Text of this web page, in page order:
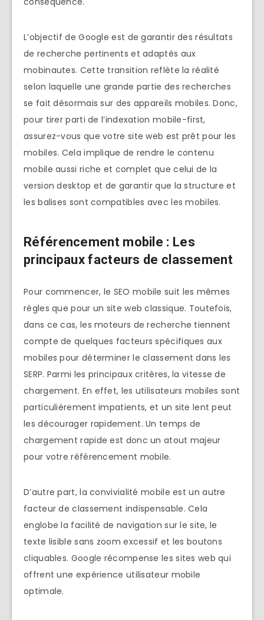
L’objectif de Google est de garantir des résultats
de recherche pertinents et adaptés aux
mobinautes. Cette transition reflète la réalité
selon laquelle une grande partie des recherches
se fait désormais sur des appareils mobiles. Donc,
pour tirer parti de l’indexation mobile-first,
assurez-vous que votre site web est prêt pour les
mobiles. Cela implique de rendre le contenu
mobile aussi riche et complet que celui de la
version desktop et de garantir que la structure et
les balises sont compatibles avec les mobiles.
Référencement mobile : Les
principaux facteurs de classement
Pour commencer, le SEO mobile suit les mêmes
règles que pour un site web classique. Toutefois,
dans ce cas, les moteurs de recherche tiennent
compte de quelques facteurs spécifiques aux
mobiles pour déterminer le classement dans les
SERP. Parmi les principaux critères, la vitesse de
chargement. En effet, les utilisateurs mobiles sont
particulièrement impatients, et un site lent peut
les décourager rapidement. Un temps de
chargement rapide est donc un atout majeur
pour votre référencement mobile.
D’autre part, la convivialité mobile est un autre
facteur de classement indispensable. Cela
englobe la facilité de navigation sur le site, le
texte lisible sans zoom excessif et les boutons
cliquables. Google récompense les sites web qui
offrent une expérience utilisateur mobile
optimale.